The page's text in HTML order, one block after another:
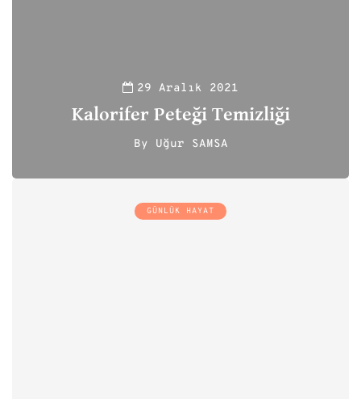
29 Aralık 2021
Kalorifer Peteği Temizliği
By Uğur SAMSA
GÜNLÜK HAYAT